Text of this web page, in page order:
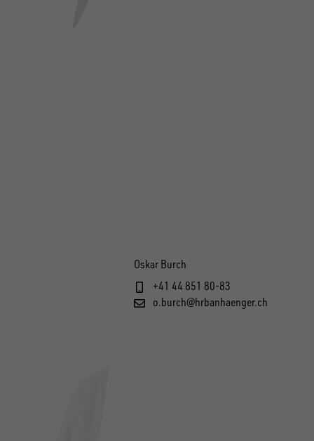
Oskar Burch
+41 44 851 80-83
o.burch@hrbanhaenger.ch